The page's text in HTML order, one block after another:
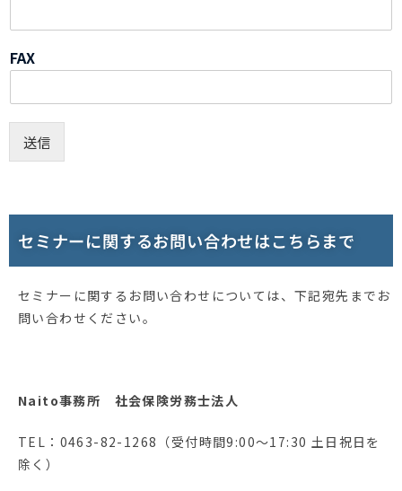
FAX
送信
セミナーに関するお問い合わせはこちらまで
セミナーに関するお問い合わせについては、下記宛先までお
問い合わせください。
Naito事務所 社会保険労務士法人
TEL：0463-82-1268（受付時間9:00～17:30 土日祝日を
除く）